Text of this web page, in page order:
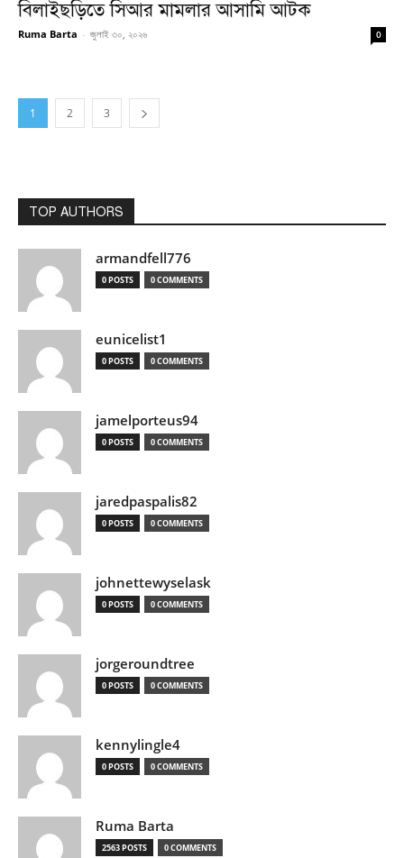
বিলাইছড়িতে সিআর মামলার আসামি আটক
Ruma Barta - জুলাই ৩০, ২০২৬ 0
1 2 3
TOP AUTHORS
armandfell776
0 POSTS 0 COMMENTS
eunicelist1
0 POSTS 0 COMMENTS
jamelporteus94
0 POSTS 0 COMMENTS
jaredpaspalis82
0 POSTS 0 COMMENTS
johnettewyselask
0 POSTS 0 COMMENTS
jorgeroundtree
0 POSTS 0 COMMENTS
kennylingle4
0 POSTS 0 COMMENTS
Ruma Barta
2563 POSTS 0 COMMENTS